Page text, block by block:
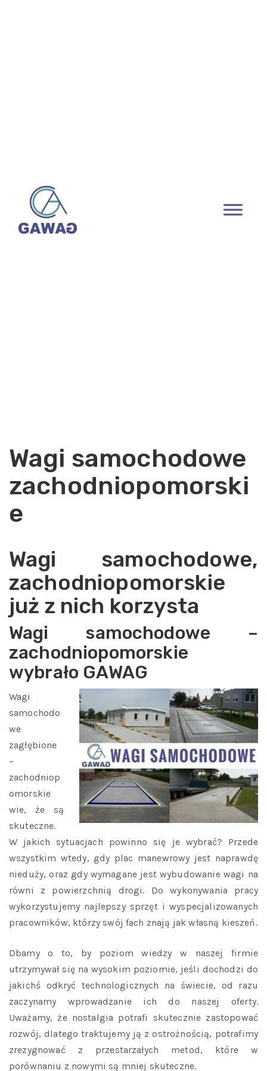
Wagi samochodowe
zachodniopomorski
e
Wagi samochodowe,
zachodniopomorskie
już z nich korzysta
Wagi samochodowe –
zachodniopomorskie
wybrało GAWAG
Wagi
samochodo
we
zagłębione
–
zachodniop
omorskie
wie, że są
skuteczne.
W jakich sytuacjach powinno się je wybrać? Przede
wszystkim wtedy, gdy plac manewrowy jest naprawdę
nieduży, oraz gdy wymagane jest wybudowanie wagi na
równi z powierzchnią drogi. Do wykonywania pracy
wykorzystujemy najlepszy sprzęt i wyspecjalizowanych
pracowników, którzy swój fach znają jak własną kieszeń.
Dbamy o to, by poziom wiedzy w naszej firmie
utrzymywał się na wysokim poziomie, jeśli dochodzi do
jakichś odkryć technologicznych na świecie, od razu
zaczynamy wprowadzanie ich do naszej oferty.
Uważamy, że nostalgia potrafi skutecznie zastopować
rozwój, dlatego traktujemy ją z ostrożnością, potrafimy
zrezygnować z przestarzałych metod, które w
porównaniu z nowymi są mniej skuteczne.